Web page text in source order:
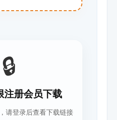
🔒
注册会员下载
请登录后查看下载链接